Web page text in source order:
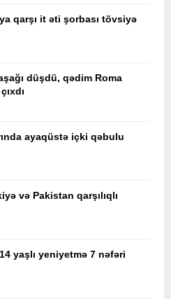
qarşı it əti şorbası tövsiyə
düşdü, qədim Roma
ayaqüstə içki qəbulu
və Pakistan qarşılıqlı
yaşlı yeniyetmə 7 nəfəri